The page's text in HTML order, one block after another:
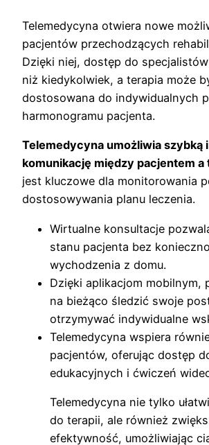
Telemedycyna otwiera nowe
pacjentów przechodzących
Dzięki niej, dostęp do
niż kiedykolwiek, a terapia może
dostosowana do indywidualnych
harmonogramu pacjenta.
Telemedycyna umożliwia szybką
komunikację między pacjentem a
jest kluczowe dla monitorowania
dostosowywania planu leczenia.
Wirtualne konsultacje
stanu pacjenta bez
wychodzenia z domu.
Dzięki aplikacjom mobilnym,
na bieżąco śledzić swoje
otrzymywać indywidualne
Telemedycyna wspiera
pacjentów, oferując dostęp
edukacyjnych i ćwiczeń
Telemedycyna nie tylko
do terapii, ale również
efektywność, umożliwiając